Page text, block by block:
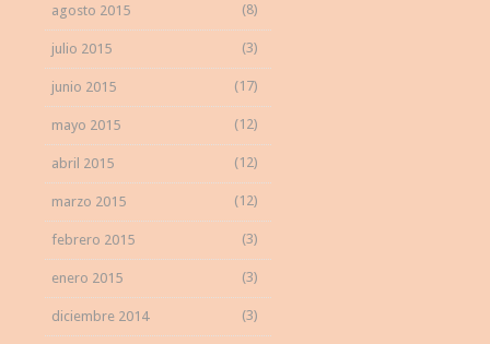
agosto 2015 (8)
julio 2015 (3)
junio 2015 (17)
mayo 2015 (12)
abril 2015 (12)
marzo 2015 (12)
febrero 2015 (3)
enero 2015 (3)
diciembre 2014 (3)